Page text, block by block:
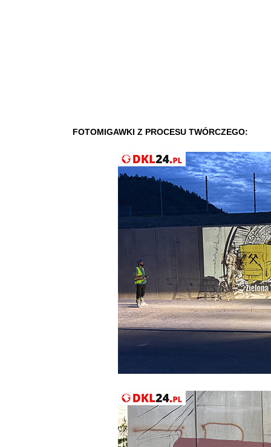
FOTOMIGAWKI Z PROCESU TWÓRCZEGO: